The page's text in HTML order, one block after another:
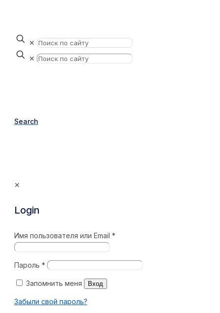
✕
✕
Search
✕
Login
Имя пользователя или Email *
Пароль *
Запомнить меня Вход
Забыли свой пароль?